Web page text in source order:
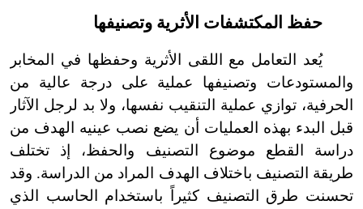
حفظ المكتشفات الأثرية وتصنيفها
يُعد التعامل مع اللقى الأثرية وحفظها في المخابر
والمستودعات وتصنيفها عملية على درجة عالية من
الحرفية، توازي عملية التنقيب نفسها، ولا بد لرجل الآثار
قبل البدء بهذه العمليات أن يضع نصب عينيه الهدف من
دراسة القطع موضوع التصنيف والحفظ، إذ تختلف
طريقة التصنيف باختلاف الهدف المراد من الدراسة. وقد
تحسنت طرق التصنيف كثيراً باستخدام الحاسب الذي